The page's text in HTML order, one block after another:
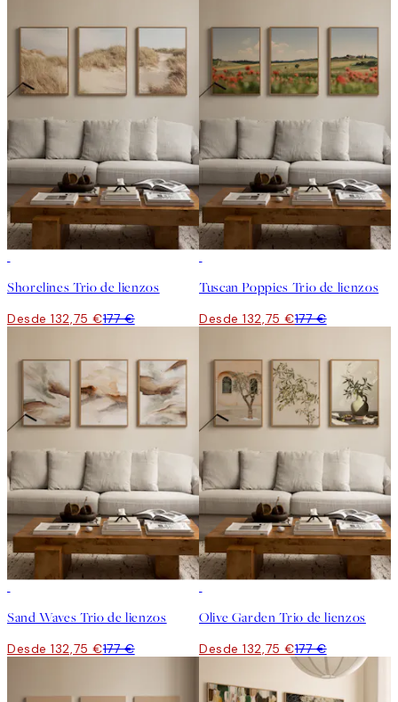
Shorelines Trio de lienzos
Desde 132,75 €177 €
Tuscan Poppies Trio de lienzos
Desde 132,75 €177 €
Sand Waves Trio de lienzos
Desde 132,75 €177 €
Olive Garden Trio de lienzos
Desde 132,75 €177 €